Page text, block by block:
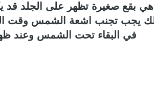
هي بقع صغيرة تظهر على الجلد قد
يجب تجنب اشعة الشمس وقت
في البقاء تحت الشمس وعند